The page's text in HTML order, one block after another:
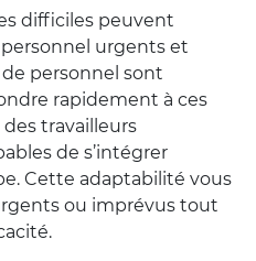
difficiles peuvent
urgents et
personnel sont
rapidement à ces
travailleurs
de s’intégrer
Cette adaptabilité vous
ou imprévus tout